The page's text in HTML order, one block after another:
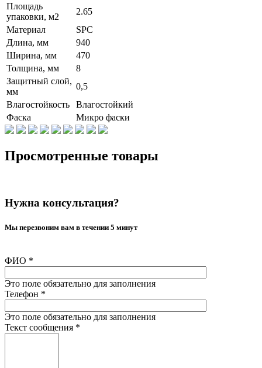
Площадь
упаковки, м2
2.65
Материал
SPC
Длина, мм
940
Ширина, мм
470
Толщина, мм
8
Защитный слой,
мм
0,5
Влагостойкость
Влагостойкий
Фаска
Микро фаски
Просмотренные товары
Нужна консультация?
Мы перезвоним вам в течении 5 минут
ФИО *
Это поле обязательно для заполнения
Телефон *
Это поле обязательно для заполнения
Текст сообщения *